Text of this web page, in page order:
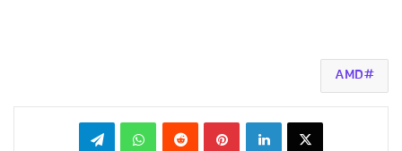
AMD
X لینکدین ‫پین‌ترست‫رددیت واتس آپ تلگرام